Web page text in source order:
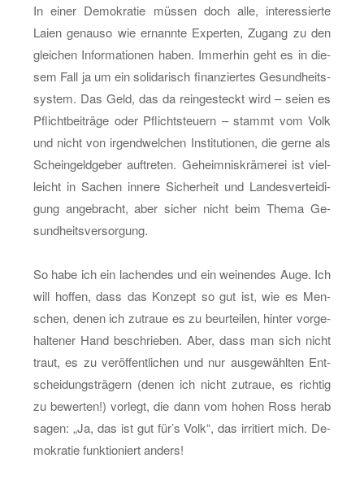
In einer De­mo­kra­tie müs­sen doch alle, in­ter­es­sier­te
Laien ge­nau­so wie er­nann­te Ex­per­ten, Zu­gang zu den
glei­chen In­for­ma­tio­nen haben. Im­mer­hin geht es in die­
sem Fall ja um ein so­li­da­risch fi­nan­zier­tes Ge­sund­heits­
sys­tem. Das Geld, das da rein­ge­steckt wird – seien es
Pflicht­bei­trä­ge oder Pflicht­steu­ern – stammt vom Volk
und nicht von ir­gend­wel­chen In­sti­tu­tio­nen, die gerne als
Schein­geld­ge­ber auf­tre­ten. Ge­heim­nis­krä­me­rei ist viel­
leicht in Sa­chen in­ne­re Si­cher­heit und Lan­des­ver­tei­di­
gung an­ge­bracht, aber si­cher nicht beim Thema Ge­
sund­heits­ver­sor­gung.
So habe ich ein la­chen­des und ein wei­nen­des Auge. Ich
will hof­fen, dass das Kon­zept so gut ist, wie es Men­
schen, denen ich zu­traue es zu be­ur­tei­len, hin­ter vor­ge­
hal­te­ner Hand be­schrie­ben. Aber, dass man sich nicht
traut, es zu ver­öf­fent­li­chen und nur aus­ge­wähl­ten Ent­
schei­dungs­trä­gern (denen ich nicht zu­traue, es rich­tig
zu be­wer­ten!) vor­legt, die dann vom hohen Ross herab
sagen: „Ja, das ist gut für’s Volk“, das ir­ri­tiert mich. De­
mo­kra­tie funk­tio­niert an­ders!